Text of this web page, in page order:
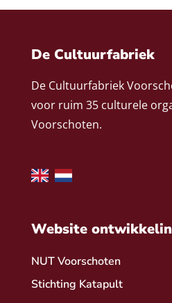
De Cultuurfabriek
De Cultuurfabriek
voor ruim 35 culturele
Voorschoten.
Website
NUT Voorschoten
Stichting Katapult